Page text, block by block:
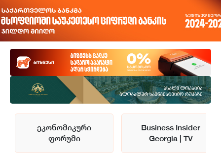
ეკონომიკური
ფორუმი
Business Insider
Georgia | TV